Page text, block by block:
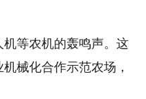
等农机的轰鸣声。这
械化合作示范农场，